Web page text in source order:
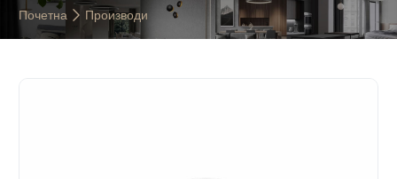
Почетна Производи